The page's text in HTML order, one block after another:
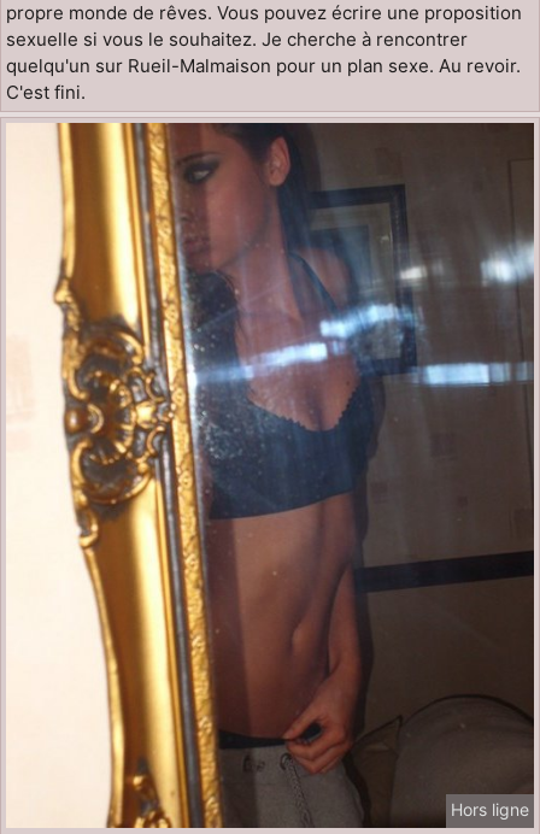
propre monde de rêves. Vous pouvez écrire une proposition
sexuelle si vous le souhaitez. Je cherche à rencontrer
quelqu'un sur Rueil-Malmaison pour un plan sexe. Au revoir.
C'est fini.
Hors ligne